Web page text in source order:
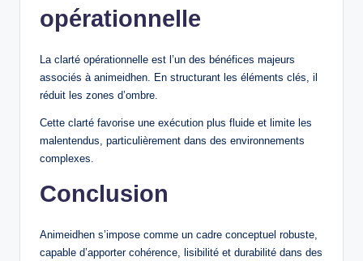
opérationnelle
La clarté opérationnelle est l’un des bénéfices majeurs
associés à animeidhen. En structurant les éléments clés, il
réduit les zones d’ombre.
Cette clarté favorise une exécution plus fluide et limite les
malentendus, particulièrement dans des environnements
complexes.
Conclusion
Animeidhen s’impose comme un cadre conceptuel robuste,
capable d’apporter cohérence, lisibilité et durabilité dans des